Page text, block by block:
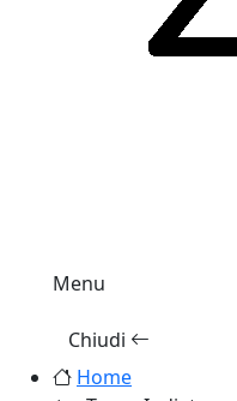
Menu
Chiudi
Home